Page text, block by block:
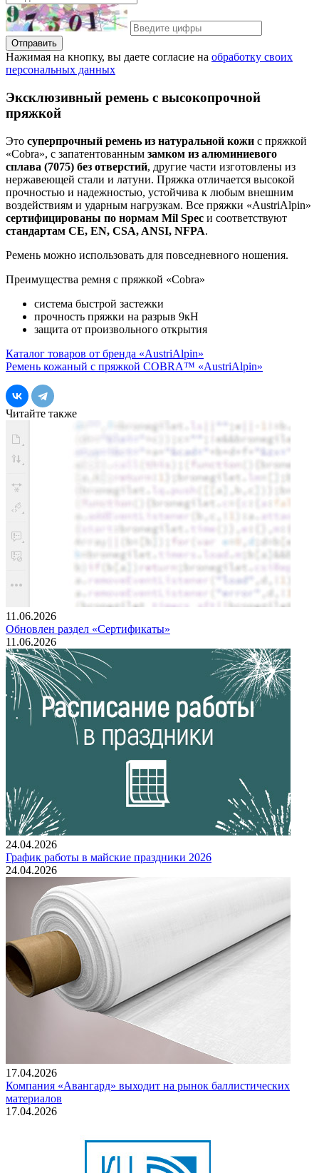
Отправить
Нажимая на кнопку, вы даете согласие на обработку своих
персональных данных
Эксклюзивный ремень с высокопрочной
пряжкой
Это суперпрочный ремень из натуральной кожи с пряжкой
«Cobra», с запатентованным замком из алюминиевого
сплава (7075) без отверстий, другие части изготовлены из
нержавеющей стали и латуни. Пряжка отличается высокой
прочностью и надежностью, устойчива к любым внешним
воздействиям и ударным нагрузкам. Все пряжки «AustriAlpin»
сертифицированы по нормам Mil Spec и соответствуют
стандартам CE, EN, CSA, ANSI, NFPA.
Ремень можно использовать для повседневного ношения.
Преимущества ремня с пряжкой «Cobra»
система быстрой застежки
прочность пряжки на разрыв 9кН
защита от произвольного открытия
Каталог товаров от бренда «AustriAlpin»
Ремень кожаный с пряжкой COBRA™ «AustriAlpin»
Читайте также
11.06.2026
Обновлен раздел «Сертификаты»
11.06.2026
24.04.2026
График работы в майские праздники 2026
24.04.2026
17.04.2026
Компания «Авангард» выходит на рынок баллистических
материалов
17.04.2026